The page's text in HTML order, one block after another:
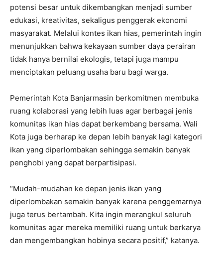
potensi besar untuk dikembangkan menjadi sumber
edukasi, kreativitas, sekaligus penggerak ekonomi
masyarakat. Melalui kontes ikan hias, pemerintah ingin
menunjukkan bahwa kekayaan sumber daya perairan
tidak hanya bernilai ekologis, tetapi juga mampu
menciptakan peluang usaha baru bagi warga.
Pemerintah Kota Banjarmasin berkomitmen membuka
ruang kolaborasi yang lebih luas agar berbagai jenis
komunitas ikan hias dapat berkembang bersama. Wali
Kota juga berharap ke depan lebih banyak lagi kategori
ikan yang diperlombakan sehingga semakin banyak
penghobi yang dapat berpartisipasi.
“Mudah-mudahan ke depan jenis ikan yang
diperlombakan semakin banyak karena penggemarnya
juga terus bertambah. Kita ingin merangkul seluruh
komunitas agar mereka memiliki ruang untuk berkarya
dan mengembangkan hobinya secara positif,” katanya.